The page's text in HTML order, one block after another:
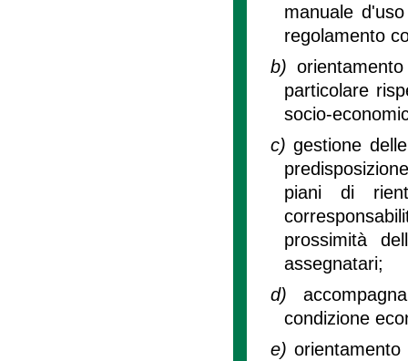
manuale
regolamento
b)
particolare
socio-
c)gestione
piani di
prossimità
assegnatari;
d)
condizione
e)